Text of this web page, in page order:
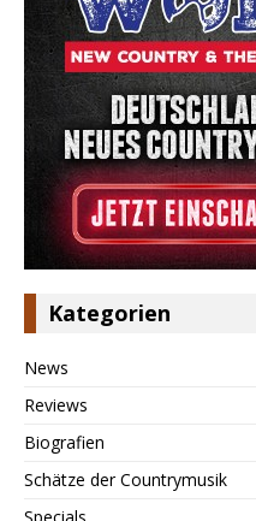
Kategorien
News
Reviews
Biografien
Schätze der Countrymusik